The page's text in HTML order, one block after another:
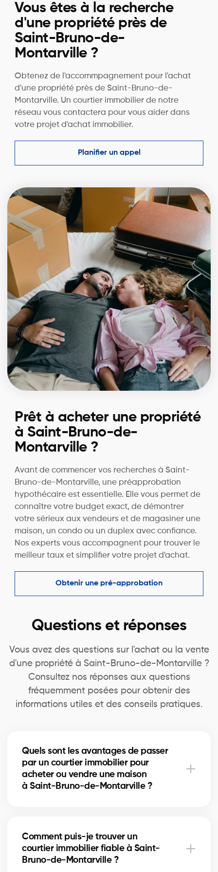
Vous êtes à la recherche
d'une propriété près de
Saint-Bruno-de-
Montarville ?
Obtenez de l'accommpagnement pour l'achat
d'une propriété près de Saint-Bruno-de-
Montarville. Un courtier immobilier de notre
réseau vous contactera pour vous aider dans
votre projet d'achat immobilier.
Planifier un appel
Prêt à acheter une propriété
à Saint-Bruno-de-
Montarville ?
Avant de commencer vos recherches à Saint-
Bruno-de-Montarville, une préapprobation
hypothécaire est essentielle. Elle vous permet de
connaître votre budget exact, de démontrer
votre sérieux aux vendeurs et de magasiner une
maison, un condo ou un duplex avec confiance.
Nos experts vous accompagnent pour trouver le
meilleur taux et simplifier votre projet d'achat.
Obtenir une pré-approbation
Questions et réponses
Vous avez des questions sur l'achat ou la vente
d'une propriété à Saint-Bruno-de-Montarville ?
Consultez nos réponses aux questions
fréquemment posées pour obtenir des
informations utiles et des conseils pratiques.
Quels sont les avantages de passer
par un courtier immobilier pour
acheter ou vendre une maison
à Saint-Bruno-de-Montarville ?
de-Montarville en offrant une expertise inégalée du
marché local, en négociant les meilleurs prix et
conditions, et en fournissant un soutien personnalisé
Comment puis-je trouver un
courtier immobilier fiable à Saint-
Bruno-de-Montarville ?